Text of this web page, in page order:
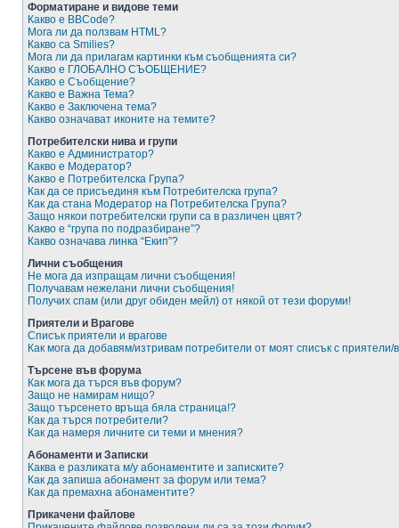
Форматиране и видове теми
Какво е BBCode?
Мога ли да ползвам HTML?
Какво са Smilies?
Мога ли да прилагам картинки към съобщенията си?
Какво е ГЛОБАЛНО СЪОБЩЕНИЕ?
Какво е Съобщение?
Какво е Важна Тема?
Какво е Заключена тема?
Какво означават иконите на темите?
Потребителски нива и групи
Какво е Администратор?
Какво е Модератор?
Какво е Потребителска Група?
Как да се присъединя към Потребителска група?
Как да стана Модератор на Потребителска Група?
Защо някои потребителски групи са в различен цвят?
Какво е “група по подразбиране”?
Какво означава линка “Екип”?
Лични съобщения
Не мога да изпращам лични съобщения!
Получавам нежелани лични съобщения!
Получих спам (или друг обиден мейл) от някой от тези форуми!
Приятели и Врагове
Списък приятели и врагове
Как мога да добавям/изтривам потребители от моят списък с приятели/
Търсене във форума
Как мога да търся във форум?
Защо не намирам нищо?
Защо търсенето връща бяла страница!?
Как да търся потребители?
Как да намеря личните си теми и мнения?
Абонаменти и Записки
Каква е разликата м/у абонаментите и записките?
Как да запиша абонамент за форум или тема?
Как да премахна абонаментите?
Прикачени файлове